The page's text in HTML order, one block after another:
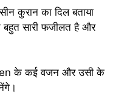
कुरान का दिल बताया
बहुत सारी फजीलत है और
के कई वजन और उसी के